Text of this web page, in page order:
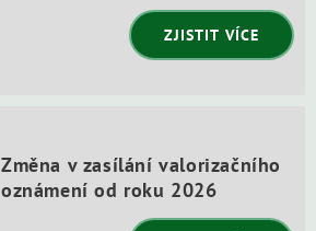
ZJISTIT VÍCE
Změna v zasílání valorizačního
oznámení od roku 2026